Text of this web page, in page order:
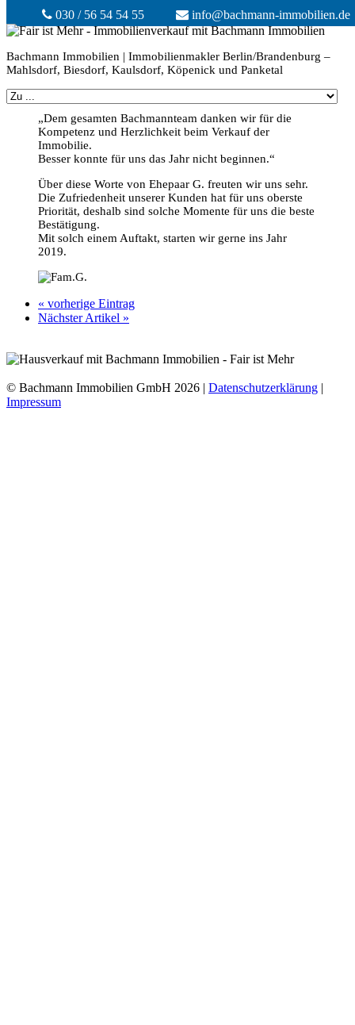
030 / 56 54 54 55 info@bachmann-immobilien.de
Bachmann Immobilien | Immobilienmakler Berlin/Brandenburg –
Mahlsdorf, Biesdorf, Kaulsdorf, Köpenick und Panketal
„Dem gesamten Bachmannteam danken wir für die
Kompetenz und Herzlichkeit beim Verkauf der
Immobilie.
Besser konnte für uns das Jahr nicht beginnen.“
Über diese Worte von Ehepaar G. freuten wir uns sehr.
Die Zufriedenheit unserer Kunden hat für uns oberste
Priorität, deshalb sind solche Momente für uns die beste
Bestätigung.
Mit solch einem Auftakt, starten wir gerne ins Jahr
2019.
« vorherige Eintrag
Nächster Artikel »
© Bachmann Immobilien GmbH 2026 | Datenschutzerklärung |
Impressum